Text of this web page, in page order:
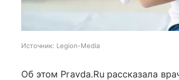
Источник: Legion-Media
Об этом Pravda.Ru рассказала